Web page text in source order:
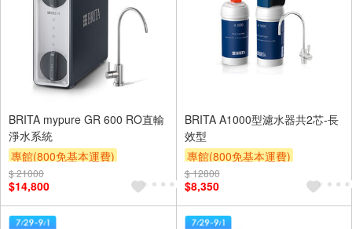
BRITA mypure GR 600 RO直輸
淨水系統
專館(800免基本運費)
滿額贈券
$ 21000
$14,800
BRITA A1000型濾水器共2芯-長
效型
專館(800免基本運費)
滿額贈券
$ 12800
$8,350